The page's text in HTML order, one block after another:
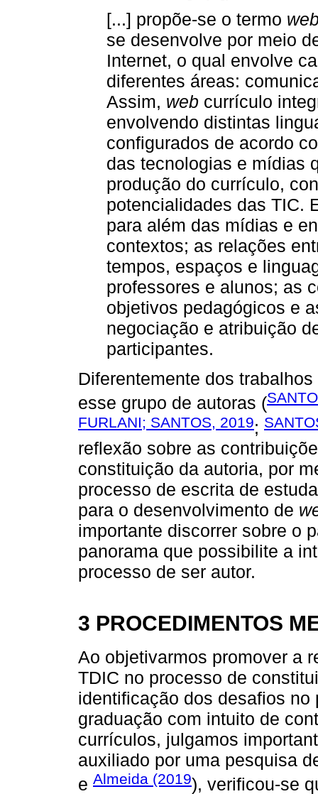
[...] propõe-se o termo
se desenvolve por meio
Internet, o qual envolve
diferentes áreas:
Assim, web currículo
envolvendo distintas
configurados de acordo
das tecnologias e mídias
produção do currículo,
potencialidades das TIC.
para além das mídias e
contextos; as relações
tempos, espaços e
professores e alunos; as
objetivos pedagógicos e
negociação e atribuição
participantes.
Diferentemente dos
esse grupo de autoras (
FURLANI; SANTOS, 2019;
reflexão sobre as
constituição da autoria, por
processo de escrita de
para o desenvolvimento de
importante discorrer sobre o
panorama que possibilite a
processo de ser autor.
3 PROCEDIMENTOS
Ao objetivarmos promover a
TDIC no processo de
identificação dos desafios
graduação com intuito de
currículos, julgamos
auxiliado por uma pesquisa
e Almeida (2019), verificou-se